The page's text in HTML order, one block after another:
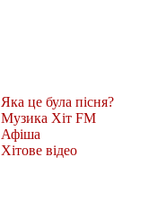
Яка це була пісня?
Музика Хіт FM
Афіша
Хітове відео